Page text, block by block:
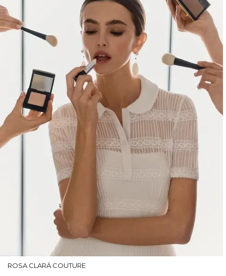
ROSA CLARÁ COUTURE